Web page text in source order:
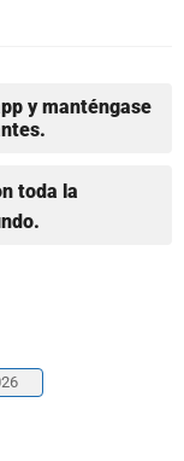
y manténgase
toda la